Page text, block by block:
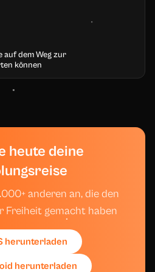
auf dem Weg zur
können
heute deine
anderen an, die den
Freiheit gemacht haben
herunterladen
herunterladen